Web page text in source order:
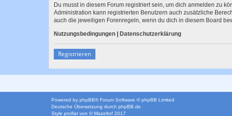
Du musst in diesem Forum registriert sein, um dich anmelden zu
Administration kann registrierten Benutzern auch zusätzliche
auch die jeweiligen Forenregeln, wenn du dich in diesem Board
Nutzungsbedingungen
Datenschutzerklärung
Registrieren
Powered by phpBB® Forum Software © phpBB Limited
Deutsche Übersetzung durch phpBB.de
Style proflat von ©Mazeltof 2017